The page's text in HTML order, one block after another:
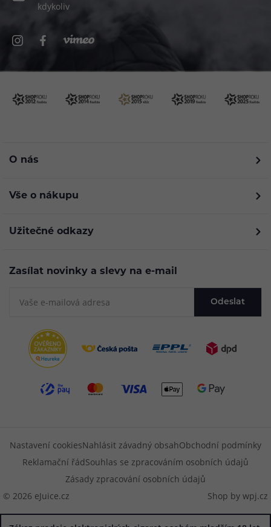
kdykoliv
O nás
Vše o nákupu
Užitečné odkazy
Zasílat novinky a slevy na e-mail
Odeslat
© 2026 eJuice.cz
Nastavení cookiesNahlásit závadný obsahObchodní podmínky
Reklamační řádSouhlas se zpracováním osobních údajů
Zásady zpracování osobních údajů
Shop by wpj.cz